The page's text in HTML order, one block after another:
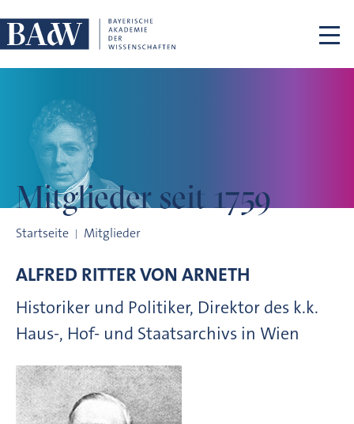
Mitglieder seit 1759
Startseite Mitglieder
ALFRED RITTER VON ARNETH
Historiker und Politiker, Direktor des k.k.
Haus-, Hof- und Staatsarchivs in Wien